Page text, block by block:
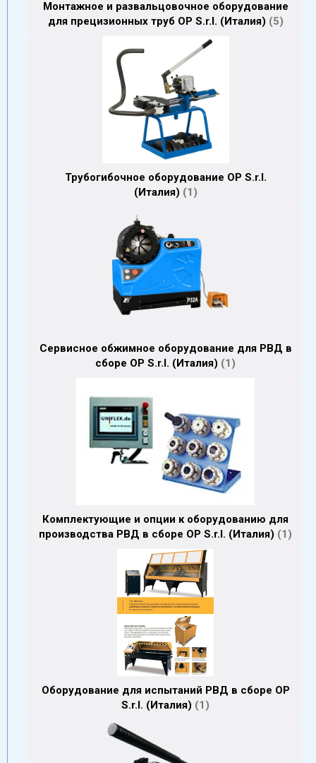
Монтажное и развальцовочное оборудование
для прецизионных труб OP S.r.l. (Италия)
5
Трубогибочное оборудование OP S.r.l.
(Италия)
1
Сервисное обжимное оборудование для РВД в
сборе OP S.r.l. (Италия)
1
Комплектующие и опции к оборудованию для
производства РВД в сборе OP S.r.l. (Италия)
1
Оборудование для испытаний РВД в сборе OP
S.r.l. (Италия)
1